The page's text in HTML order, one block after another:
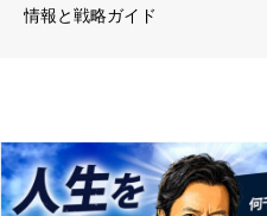
情報と戦略ガイド